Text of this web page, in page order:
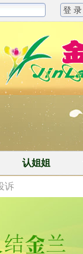
认姐姐
诉